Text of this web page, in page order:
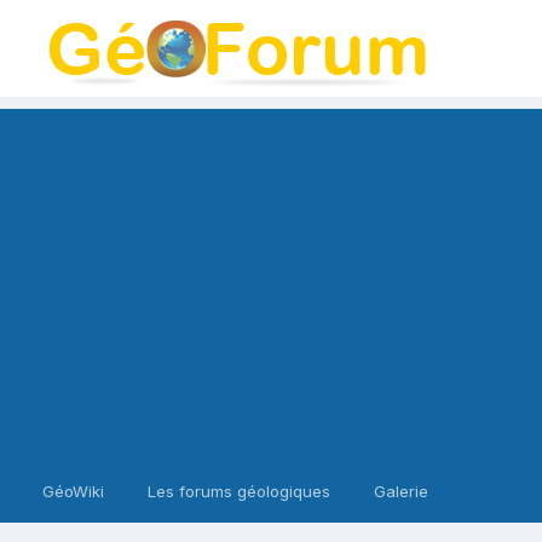
GéoWiki Les forums géologiques Galerie